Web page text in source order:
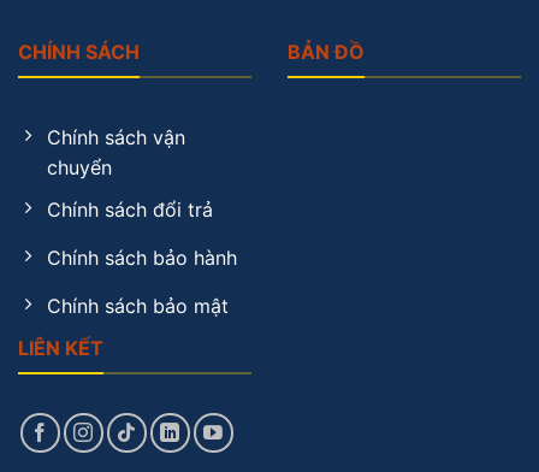
CHÍNH SÁCH
Chính sách vận
chuyển
Chính sách đổi trả
Chính sách bảo hành
Chính sách bảo mật
LIÊN KẾT
BẢN ĐỒ